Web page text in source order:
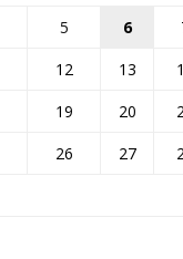
5 6
12 13
19 20
26 27